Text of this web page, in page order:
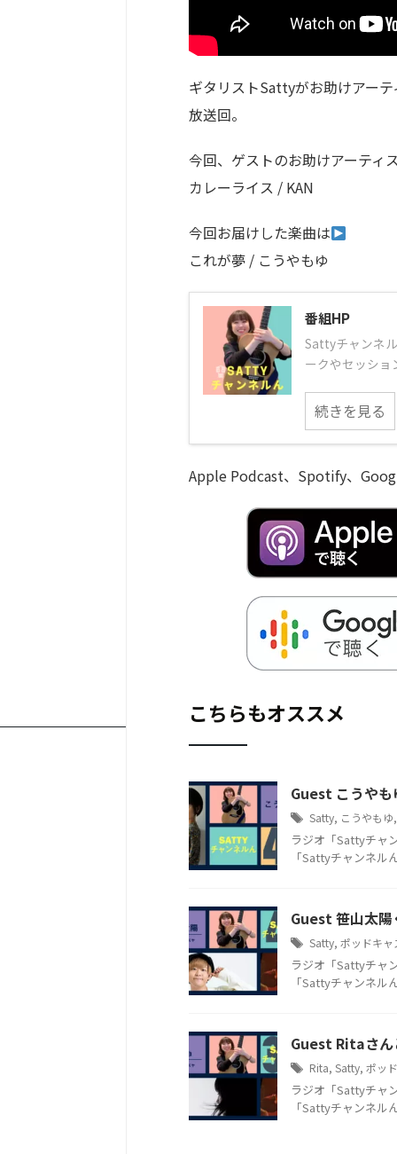
ギタリストSattyがお助けアー
放送回。
今回、ゲストのお助けアーティ
カレーライス / KAN
今回お届けした楽曲は
これが夢 / こうやもゆ
番組HP
Sattyチャンネ
ークやセッショ
続きを見る
Apple Podcast、Spotify、
こちらもオススメ
Guest こうや
Satty, こうやもゆ
ラジオ「Sattyチャ
「Sattyチャンネル
Guest 笹山太
Satty, ポッドキ
ラジオ「Sattyチャ
「Sattyチャンネル
Guest Ritaさ
Rita, Satty, ポッ
ラジオ「Sattyチャ
「Sattyチャンネル